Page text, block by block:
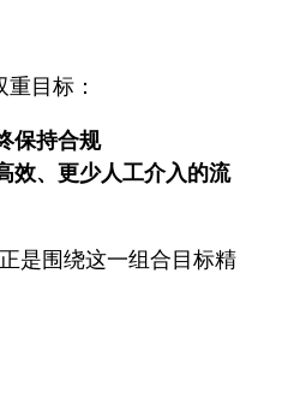
目标：
保持合规
效、更少人工介入的流
是围绕这一组合目标精